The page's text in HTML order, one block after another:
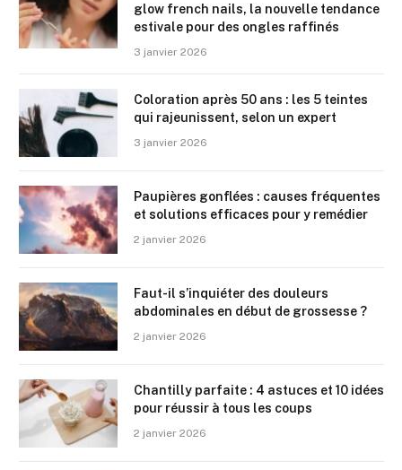
glow french nails, la nouvelle tendance
estivale pour des ongles raffinés
3 janvier 2026
Coloration après 50 ans : les 5 teintes
qui rajeunissent, selon un expert
3 janvier 2026
Paupières gonflées : causes fréquentes
et solutions efficaces pour y remédier
2 janvier 2026
Faut-il s’inquiéter des douleurs
abdominales en début de grossesse ?
2 janvier 2026
Chantilly parfaite : 4 astuces et 10 idées
pour réussir à tous les coups
2 janvier 2026